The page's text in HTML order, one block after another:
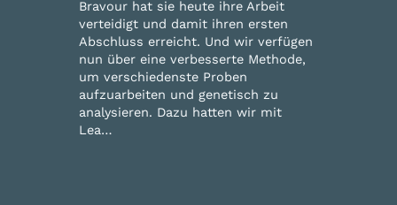
Bravour hat sie heute ihre Arbeit
verteidigt und damit ihren ersten
Abschluss erreicht. Und wir verfügen
nun über eine verbesserte Methode,
um verschiedenste Proben
aufzuarbeiten und genetisch zu
analysieren. Dazu hatten wir mit
Lea…